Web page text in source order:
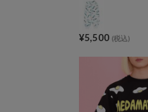
¥5,500 (税込)